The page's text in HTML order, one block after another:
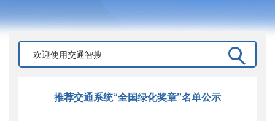
推荐交通系统“全国绿化奖章”名单公示